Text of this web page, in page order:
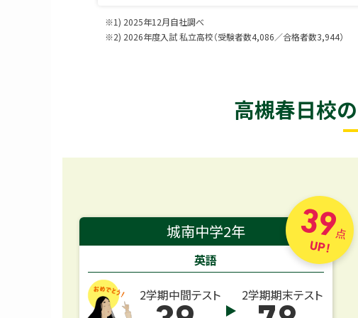
※1) 2025年12月自社調べ
※2) 2026年度入試 私立高校（受験者数4,086／合格者数3,944）
高槻春日校の
城南中学2年
英語
2学期中間テスト 2学期期末テスト
39点
UP!